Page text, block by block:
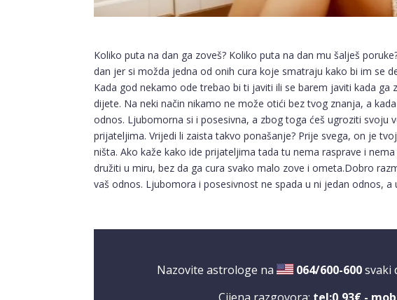
Koliko puta na dan ga zoveš? Koliko puta na dan mu šalješ
dan jer si možda jedna od onih cura koje smatraju kako bi im se
Kada god nekamo ode trebao bi ti javiti ili se barem javiti kada ga
dijete. Na neki način nikamo ne može otići bez tvog znanja, a
odnos. Ljubomorna si i posesivna, a zbog toga ćeš ugroziti svoju
prijateljima. Vrijedi li zaista takvo ponašanje? Prije svega, on je
ništa. Ako kaže kako ide prijateljima tada tu nema rasprave i
družiti u miru, bez da ga cura svako malo zove i ometa.Dobro
vaš odnos. Ljubomora i posesivnost ne spada u ni jedan odnos, a
Nazovite astrologe na 064/600-600 svaki
Cijena razgovora: tel:0,93€ -